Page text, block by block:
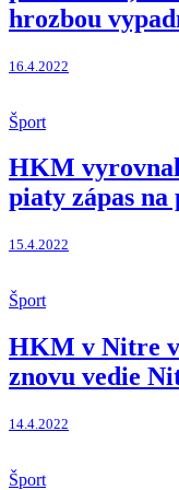
hrozbou
16.4.2022
Šport
HKM
piaty zápas na
15.4.2022
Šport
HKM v Nitre
znovu vedie
14.4.2022
Šport